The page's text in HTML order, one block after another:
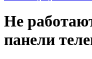
Не
панели